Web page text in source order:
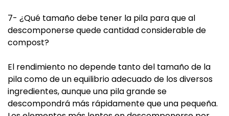
7- ¿Qué tamaño debe tener la pila para que al
descomponerse quede cantidad considerable de
compost?
El rendimiento no depende tanto del tamaño de la
pila como de un equilibrio adecuado de los diversos
ingredientes, aunque una pila grande se
descompondrá más rápidamente que una pequeña.